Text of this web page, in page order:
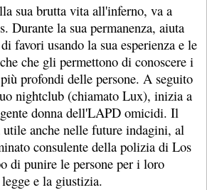
sua brutta vita all'inferno, va a
Durante la sua permanenza, aiuta
favori usando la sua esperienza e le
che gli permettono di conoscere i
profondi delle persone. A seguito
nightclub (chiamato Lux), inizia a
donna dell'LAPD omicidi. Il
anche nelle future indagini, al
consulente della polizia di Los
di punire le persone per i loro
e la giustizia.